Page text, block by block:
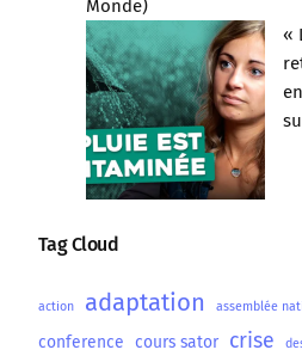
Monde)
«
Tag Cloud
action adaptation assemblée
conference cours sator crise